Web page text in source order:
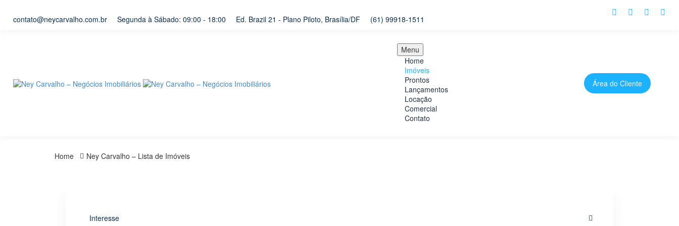
contato@neycarvalho.com.br Segunda à Sábado: 09:00 - 18:00 Ed. Brazil 21 - Plano Piloto, Brasília/DF (61) 99918-1511
Menu
Home
Imóveis
Prontos
Lançamentos
Locação
Comercial
Contato
Área do Cliente
Home Ney Carvalho – Lista de Imóveis
Interesse